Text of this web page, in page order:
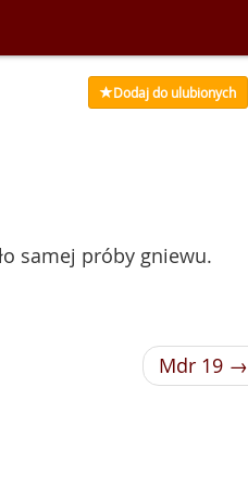
Dodaj do ulubionych
samej próby gniewu.
Mdr 19 →